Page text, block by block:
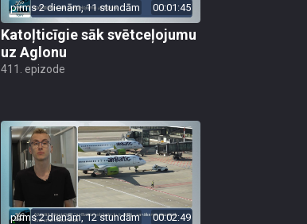
pirms 2 dienām, 11 stundām 00:01:45
Katoļticīgie sāk svētceļojumu
uz Aglonu
411. epizode
pirms 2 dienām, 12 stundām 00:02:49